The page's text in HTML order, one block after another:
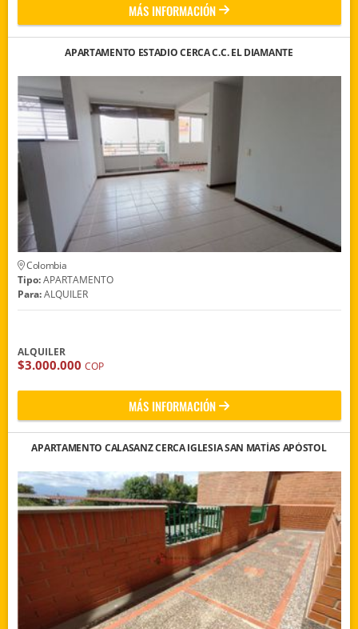
MÁS INFORMACIÓN
APARTAMENTO ESTADIO CERCA C.C. EL DIAMANTE
Colombia
Tipo:APARTAMENTO
Para:ALQUILER
ALQUILER
$3.000.000 COP
MÁS INFORMACIÓN
APARTAMENTO CALASANZ CERCA IGLESIA SAN MATÍAS APÓSTOL